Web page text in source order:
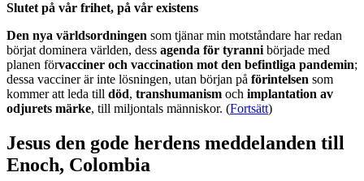
Slutet på vår frihet, på vår existens
Den nya världsordningen som tjänar min motståndare har redan
börjat dominera världen, dess agenda för tyranni började med
planen förvacciner och vaccination mot den befintliga pandemin;
dessa vacciner är inte lösningen, utan början på förintelsen som
kommer att leda till död, transhumanism och implantation av
odjurets märke, till miljontals människor. (Fortsätt)
Jesus den gode herdens meddelanden till
Enoch, Colombia